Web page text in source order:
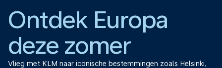
Ontdek Europa
deze zomer
Vlieg met KLM naar iconische bestemmingen zoals Helsinki,